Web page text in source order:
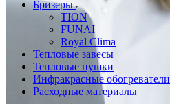
Бризеры
TION
FUNAI
Royal Clima
Тепловые завесы
Тепловые пушки
Инфракрасные обогреватели
Расходные материалы